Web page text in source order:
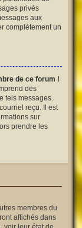
privés
aux
complètement un
de ce forum !
des
tels messages.
reçu. Il est
sur
prendre les
membres du
affichés dans